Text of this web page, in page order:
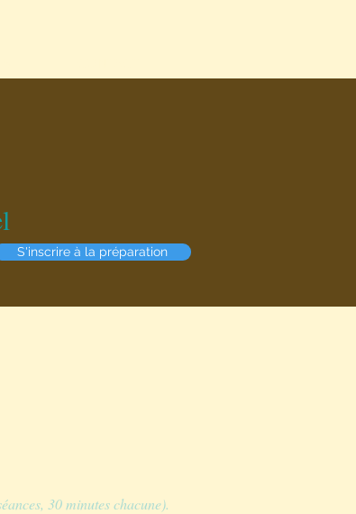
S'inscrire à la préparation
30 minutes chacune).